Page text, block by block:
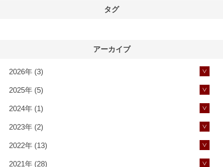
タグ
アーカイブ
2026年 (3)
2025年 (5)
2024年 (1)
2023年 (2)
2022年 (13)
2021年 (28)